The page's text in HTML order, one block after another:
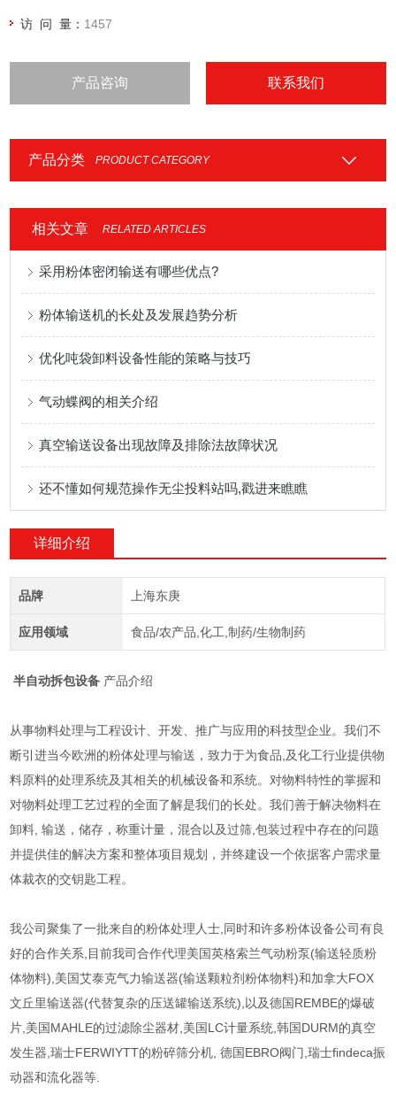
访 问 量： 1457
产品咨询 联系我们
产品分类 PRODUCT CATEGORY
相关文章 RELATED ARTICLES
采用粉体密闭输送有哪些优点?
粉体输送机的长处及发展趋势分析
优化吨袋卸料设备性能的策略与技巧
气动蝶阀的相关介绍
真空输送设备出现故障及排除法故障状况
还不懂如何规范操作无尘投料站吗,戳进来瞧瞧
详细介绍
品牌 上海东庚
应用领域 食品/农产品,化工,制药/生物制药
半自动拆包设备 产品介绍
从事物料处理与工程设计、开发、推广与应用的科技型企业。我们不
断引进当今欧洲的粉体处理与输送，致力于为食品,及化工行业提供物
料原料的处理系统及其相关的机械设备和系统。对物料特性的掌握和
对物料处理工艺过程的全面了解是我们的长处。我们善于解决物料在
卸料, 输送，储存，称重计量，混合以及过筛,包装过程中存在的问题
并提供佳的解决方案和整体项目规划，并终建设一个依据客户需求量
体裁衣的交钥匙工程。
我公司聚集了一批来自的粉体处理人士,同时和许多粉体设备公司有良
好的合作关系,目前我司合作代理美国英格索兰气动粉泵(输送轻质粉
体物料),美国艾泰克气力输送器(输送颗粒剂粉体物料)和加拿大FOX
文丘里输送器(代替复杂的压送罐输送系统),以及德国REMBE的爆破
片,美国MAHLE的过滤除尘器材,美国LC计量系统,韩国DURM的真空
发生器,瑞士FERWIYTT的粉碎筛分机, 德国EBRO阀门,瑞士findeca振
动器和流化器等.